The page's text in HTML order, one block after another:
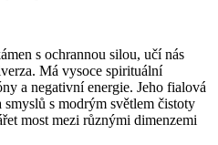
s ochrannou silou, učí nás
Má vysoce spirituální
a negativní energie. Jeho fialová
s modrým světlem čistoty
most mezi různými dimenzemi